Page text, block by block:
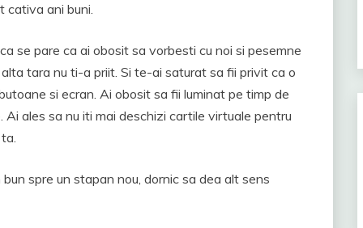
cativa ani buni.
se pare ca ai obosit sa vorbesti cu noi si pesemne
tara nu ti-a priit. Si te-ai saturat sa fii privit ca o
si ecran. Ai obosit sa fii luminat pe timp de
ales sa nu iti mai deschizi cartile virtuale pentru
spre un stapan nou, dornic sa dea alt sens